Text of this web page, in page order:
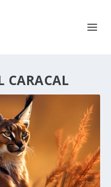
CARACAL